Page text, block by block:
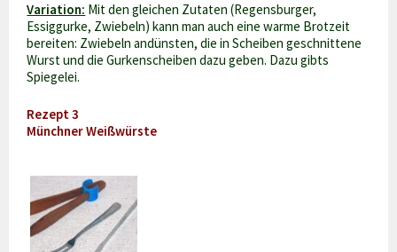
Variation: Mit den gleichen Zutaten (Regensburger,
Essiggurke, Zwiebeln) kann man auch eine warme Brotzeit
bereiten: Zwiebeln andünsten, die in Scheiben geschnittene
Wurst und die Gurkenscheiben dazu geben. Dazu gibts
Spiegelei.
Rezept 3
Münchner Weißwürste